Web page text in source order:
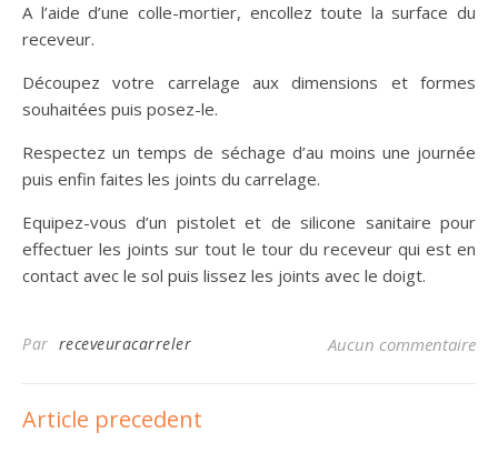
A l’aide d’une colle-mortier, encollez toute la surface du
receveur.
Découpez votre carrelage aux dimensions et formes
souhaitées puis posez-le.
Respectez un temps de séchage d’au moins une journée
puis enfin faites les joints du carrelage.
Equipez-vous d’un pistolet et de silicone sanitaire pour
effectuer les joints sur tout le tour du receveur qui est en
contact avec le sol puis lissez les joints avec le doigt.
Par receveuracarreler Aucun commentaire
Article precedent